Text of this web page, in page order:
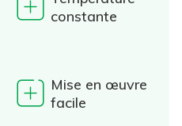
constante
Mise en œuvre
facile